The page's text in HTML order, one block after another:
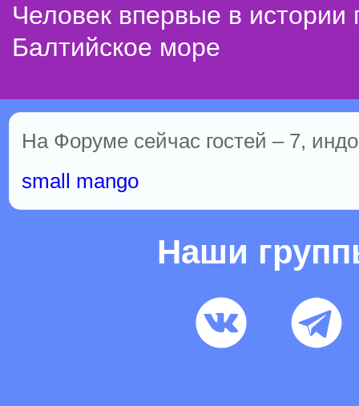
Человек впервые в истории
Балтийское море
На Форуме сейчас гостей – 7,
small mango
Наши